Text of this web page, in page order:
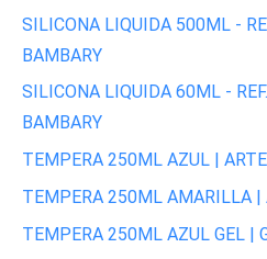
SILICONA LIQUIDA 500ML -
BAMBARY
SILICONA LIQUIDA 60ML -
BAMBARY
TEMPERA 250ML AZUL |
TEMPERA 250ML AMARILLA |
TEMPERA 250ML AZUL GEL |